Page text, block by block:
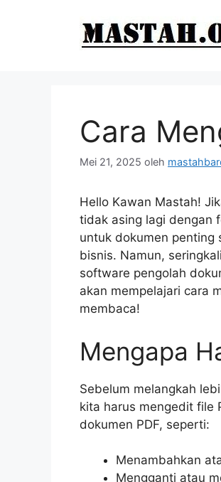
Cara
Mei 21, 2025 oleh
Hello Kawan Mastah!
tidak asing lagi dengan
untuk dokumen penting
bisnis. Namun,
software pengolah
akan mempelajari cara
membaca!
Mengapa
Sebelum melangkah
kita harus mengedit file
dokumen PDF, seperti:
Menambahkan
Mengganti atau